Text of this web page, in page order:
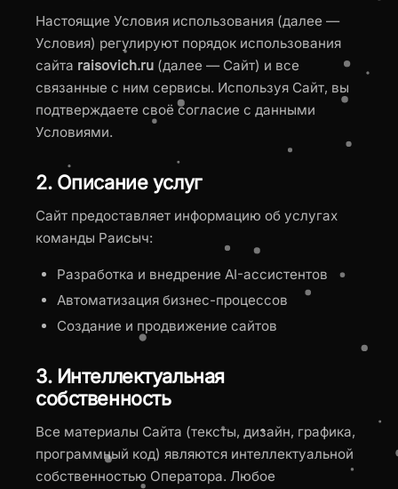
Настоящие Условия использования (далее —
Условия) регулируют порядок использования
сайта raisovich.ru (далее — Сайт) и все
связанные с ним сервисы. Используя Сайт, вы
подтверждаете своё согласие с данными
Условиями.
2. Описание услуг
Сайт предоставляет информацию об услугах
команды Раисыч:
Разработка и внедрение AI-ассистентов
Автоматизация бизнес-процессов
Создание и продвижение сайтов
3. Интеллектуальная
собственность
Все материалы Сайта (тексты, дизайн, графика,
программный код) являются интеллектуальной
собственностью Оператора. Любое